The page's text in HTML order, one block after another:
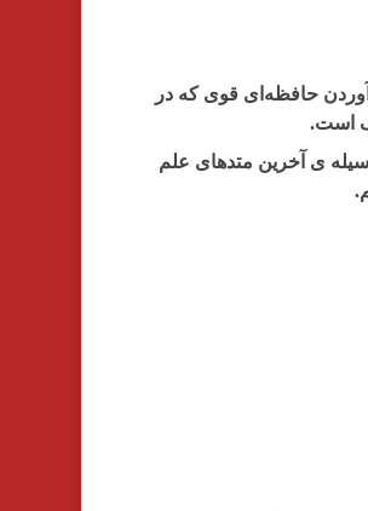
حافظه‌ای قوی که در
است.
ی آخرین متدهای علم